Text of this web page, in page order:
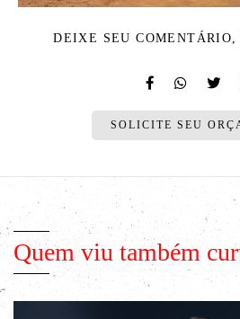
DEIXE SEU COMENTÁRIO,
SOLICITE SEU
Quem viu também